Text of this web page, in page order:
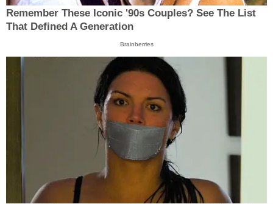
Remember These Iconic '90s Couples? See The List
That Defined A Generation
Brainberries